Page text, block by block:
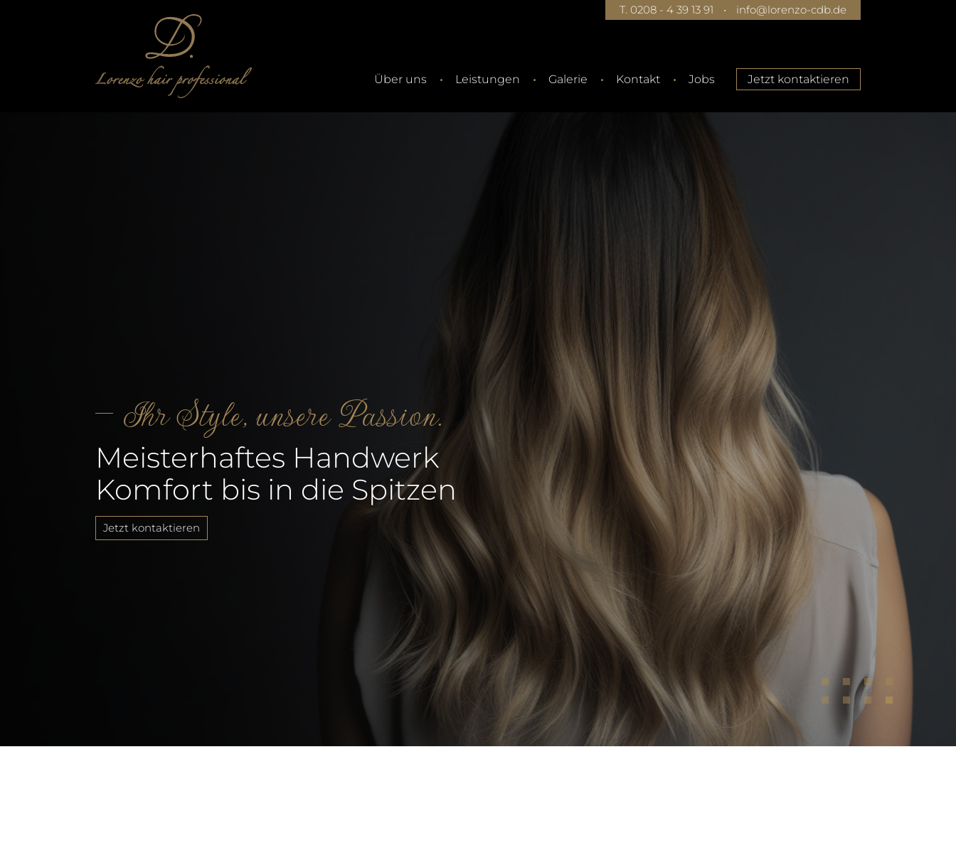
Über uns Leistungen Galerie Kontakt Jobs Jetzt kontaktieren
T. 0208 - 4 39 13 91 • info@lorenzo-cdb.de
Ihr Style, unsere Passion.
Meisterhaftes Handwerk
Komfort bis in die Spitzen
Jetzt kontaktieren